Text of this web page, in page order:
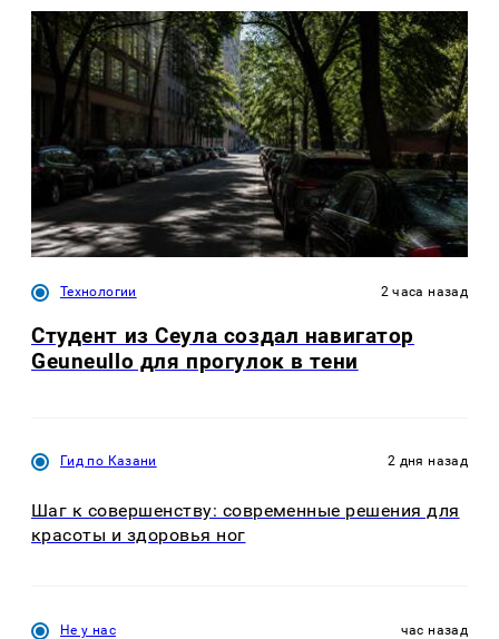
Технологии 2 часа назад
Студент из Сеула создал навигатор
Geuneullo для прогулок в тени
Гид по Казани 2 дня назад
Шаг к совершенству: современные решения для
красоты и здоровья ног
Не у нас час назад